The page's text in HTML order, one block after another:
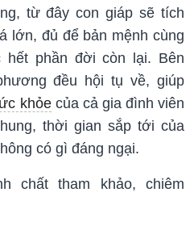
từ đây con giáp sẽ tích
lớn, đủ để bản mệnh cùng
hết phần đời còn lại. Bên
đều hội tụ về, giúp
khỏecủa cả gia đình viên
thời gian sắp tới của
có gì đáng ngại.
chất tham khảo, chiêm